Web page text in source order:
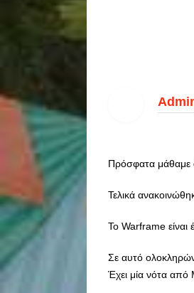
Πρόσφατα μάθαμε
Τελικά
Το Warframe είναι
Σε αυτό
Έχει μία νότα